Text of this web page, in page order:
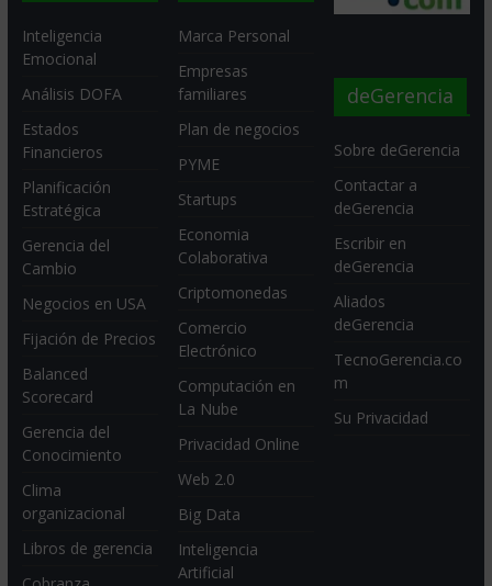
Inteligencia
Emocional
Análisis DOFA
Estados
Financieros
Planificación
Estratégica
Gerencia del
Cambio
Negocios en USA
Fijación de Precios
Balanced
Scorecard
Gerencia del
Conocimiento
Clima
organizacional
Libros de gerencia
Marca Personal
Empresas
familiares
Plan de negocios
PYME
Startups
Economia
Colaborativa
Criptomonedas
Comercio
Electrónico
Computación en
La Nube
Privacidad Online
Web 2.0
Big Data
Inteligencia
Artificial
deGerencia
Sobre deGerencia
Contactar a
deGerencia
Escribir en
deGerencia
Aliados
deGerencia
TecnoGerencia.co
m
Su Privacidad